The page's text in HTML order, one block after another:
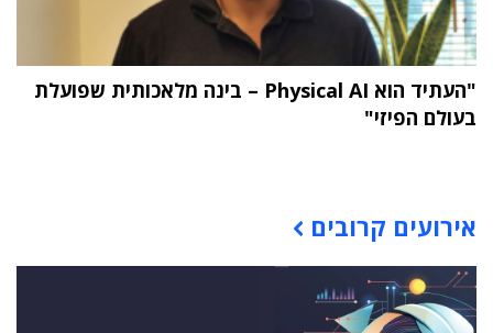
"העתיד הוא Physical AI – בינה מלאכותית שפועלת
בעולם הפיזי"
אירועים קרובים